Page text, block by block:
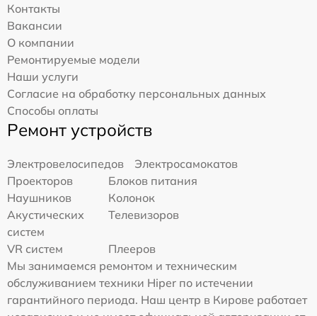
Контакты
Вакансии
О компании
Ремонтируемые модели
Наши услуги
Согласие на обработку персональных данных
Способы оплаты
Ремонт устройств
Электровелосипедов
Электросамокатов
Проекторов
Блоков питания
Наушников
Колонок
Акустических
систем
Телевизоров
VR систем
Плееров
Мы занимаемся ремонтом и техническим
обслуживанием техники Hiper по истечении
гарантийного периода. Наш центр в Кирове работает